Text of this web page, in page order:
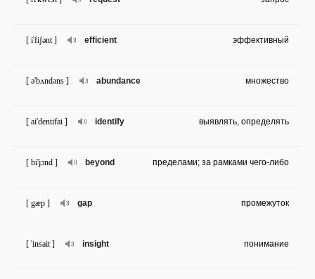
efficient
[ i'fiʃənt ] эффективный
abundance
[ ə'bʌndəns ] множество
identify
[ ai'dentifai ] выявлять, определять
beyond
[ bi'jɔnd ] пределами; за рамками чего-либо
gap
[ gæp ] промежуток
insight
[ 'insait ] понимание